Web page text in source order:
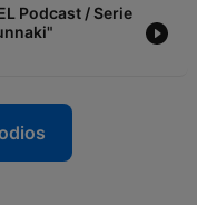
Podcast / Serie